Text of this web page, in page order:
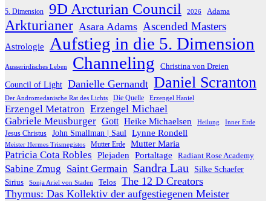
5. Dimension 9D Arcturian Council 2026 Adama
Arkturianer Asara Adams Ascended Masters
Astrologie Aufstieg in die 5. Dimension
Ausserirdisches Leben Channeling Christina von Dreien
Council of Light Danielle Gernandt Daniel Scranton
Der Andromedanische Rat des Lichts Die Quelle Erzengel Haniel
Erzengel Metatron Erzengel Michael
Gabriele Meusburger Gott Heike Michaelsen Heilung Inner Erde
Jesus Christus John Smallman | Saul Lynne Rondell
Meister Hermes Trismegistos Mutter Erde Mutter Maria
Patricia Cota Robles Plejaden Portaltage Radiant Rose Academy
Sabine Zmug Saint Germain Sandra Lau Silke Schaefer
Sirius Sonja Ariel von Staden Telos The 12 D Creators
Thymus: Das Kollektiv der aufgestiegenen Meister